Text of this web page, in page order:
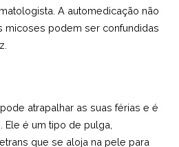
A automedicação não
micoses podem ser confundidas
atrapalhar as suas férias e é
Ele é um tipo de pulga,
que se aloja na pele para